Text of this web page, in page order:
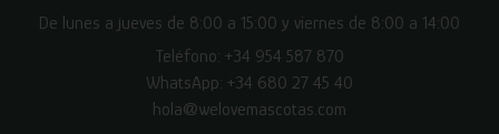
De lunes a jueves de 8:00 a 15:00 y viernes de 8:00 a 14:00
Teléfono: +34 954 587 870
WhatsApp: +34 680 27 45 40
hola@welovemascotas.com